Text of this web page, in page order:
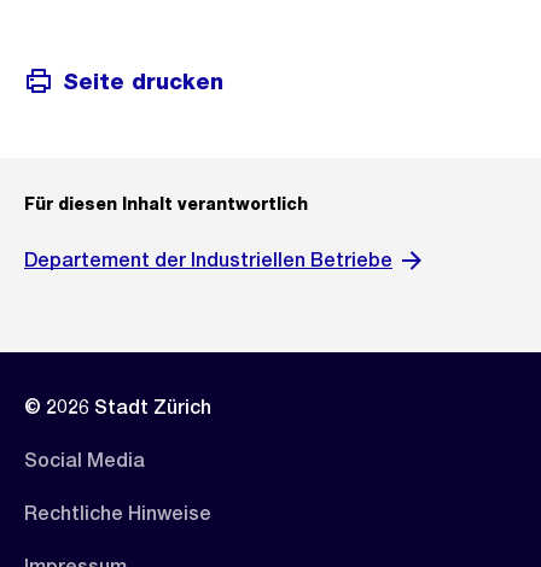
Seite drucken
Für diesen Inhalt verantwortlich
Departement der Industriellen Betriebe
© 2026 Stadt Zürich
Social Media
Rechtliche Hinweise